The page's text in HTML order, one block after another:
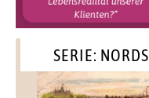
SERIE: